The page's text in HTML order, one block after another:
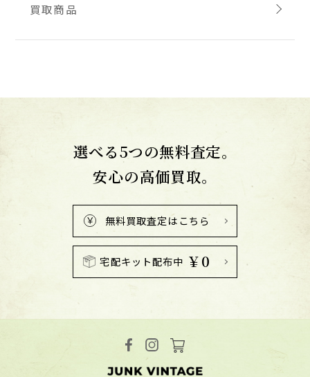
買取商品
選べる5つの無料査定。
安心の高価買取。
無料買取査定はこちら
宅配キット配布中 ￥0